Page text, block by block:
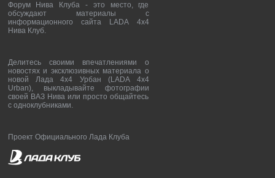
Форум Нива Клуба - это место, где
обсуждают материалы с
информационного сайта LADA 4x4
Нива Клуб.
Делитесь своими впечатлениями о
новостях и эксклюзивных материала о
новой Лада 4х4 Урбан (LADA 4x4
Urban), выкладывайте фотографии
своей ВАЗ Нива или просто общайтесь
с одноклубниками.
Проект Официального Лада Клуба